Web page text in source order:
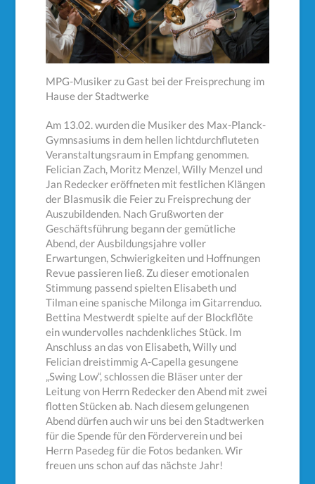
MPG-Musiker zu Gast bei der Freisprechung im
Hause der Stadtwerke
Am 13.02. wurden die Musiker des Max-Planck-
Gymnsasiums in dem hellen lichtdurchfluteten
Veranstaltungsraum in Empfang genommen.
Felician Zach, Moritz Menzel, Willy Menzel und
Jan Redecker eröffneten mit festlichen Klängen
der Blasmusik die Feier zu Freisprechung der
Auszubildenden. Nach Grußworten der
Geschäftsführung begann der gemütliche
Abend, der Ausbildungsjahre voller
Erwartungen, Schwierigkeiten und Hoffnungen
Revue passieren ließ. Zu dieser emotionalen
Stimmung passend spielten Elisabeth und
Tilman eine spanische Milonga im Gitarrenduo.
Bettina Mestwerdt spielte auf der Blockflöte
ein wundervolles nachdenkliches Stück. Im
Anschluss an das von Elisabeth, Willy und
Felician dreistimmig A-Capella gesungene
„Swing Low“, schlossen die Bläser unter der
Leitung von Herrn Redecker den Abend mit zwei
flotten Stücken ab. Nach diesem gelungenen
Abend dürfen auch wir uns bei den Stadtwerken
für die Spende für den Förderverein und bei
Herrn Pasedeg für die Fotos bedanken. Wir
freuen uns schon auf das nächste Jahr!